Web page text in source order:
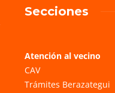
Secciones
Atención al vecino
CAV
Trámites Berazategui